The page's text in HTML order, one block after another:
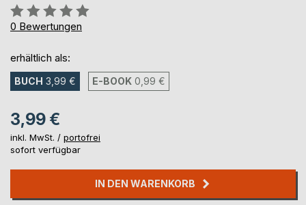
Bewertung::
0%
0 Bewertungen
erhältlich als:
BUCH 3,99 € E-BOOK 0,99 €
3,99 €
inkl. MwSt. / portofrei
sofort verfügbar
IN DEN WARENKORB